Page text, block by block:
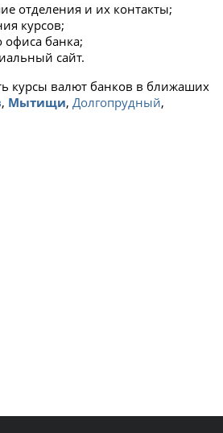
отделения и их контакты;
курсов;
офиса банка;
сайт.
курсы валют банков в ближаших
, Мытищи,Долгопрудный,